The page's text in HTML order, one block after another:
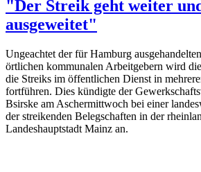
"Der Streik geht weiter
ausgeweitet"
Ungeachtet der für Hamburg
örtlichen kommunalen Arbeitgebern wird
die Streiks im öffentlichen Dienst in
fortführen. Dies kündigte der
Bsirske am Aschermittwoch bei einer
der streikenden Belegschaften in der
Landeshauptstadt Mainz an.